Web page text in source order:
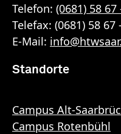
Telefon: (0681) 58 67
Telefax: (0681) 58 67
E-Mail: info@htwsaar
Standorte
Campus Alt-
Campus Rotenbühl